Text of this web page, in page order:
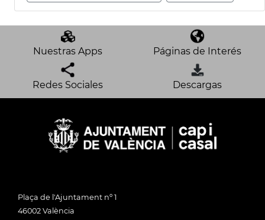
Nuestras Apps Páginas de Interés
Redes Sociales Descargas
Plaça de l'Ajuntament nº 1
46002 València